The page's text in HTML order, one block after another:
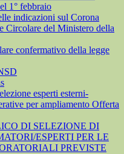
1° febbraio
indicazioni sul Corona
Circolare del Ministero della
confermativo della legge
esperti esterni-
per ampliamento Offerta
DI SELEZIONE DI
ESPERTI PER LE
PREVISTE